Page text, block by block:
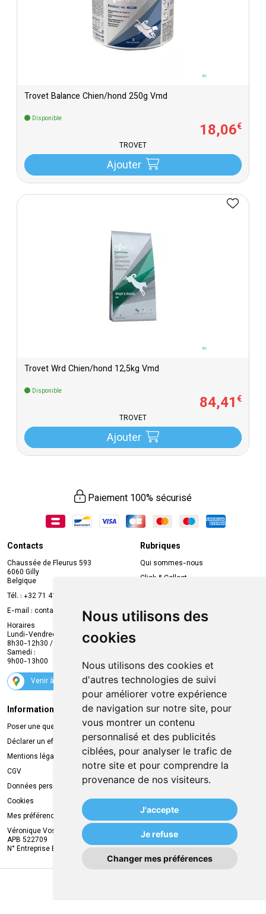
Nous utilisons des
cookies
Nous utilisons des cookies et
d'autres technologies de suivi
pour améliorer votre expérience
de navigation sur notre site, pour
vous montrer un contenu
personnalisé et des publicités
ciblées, pour analyser le trafic de
notre site et pour comprendre la
provenance de nos visiteurs.
J'accepte
Je refuse
Changer mes préférences
Trovet Balance Chien/hond 250g Vmd
Disponible
18,06€
TROVET
Ajouter
Trovet Wrd Chien/hond 12,5kg Vmd
Disponible
84,41€
TROVET
Ajouter
Paiement 100% sécurisé
Contacts
Chaussée de Fleurus 593
6060 Gilly
Belgique
Tél. : +32 71 41 32 10
E-mail : contact
mvapharma.be
Horaires
Lundi-Vendredi :
8h30-12h30 / 13h30-18h30
Samedi :
9h00-13h00
Venir à la pharmacie
Rubriques
Qui sommes-nous
Click & Collect
Compte professionnel
Envoi d’ordonnance
Suivez-nous
Informations légales
Poser une question
Déclarer un effet indésirable
Mentions légales
CGV
Données personnelles
Cookies
Mes préférences Cookies
Véronique Vos
APB 522709
N° Entreprise BE0749.944.612
Livraison
Retrait à la pharmacie
Livraison chez vous
Livraison dans un Point Relais